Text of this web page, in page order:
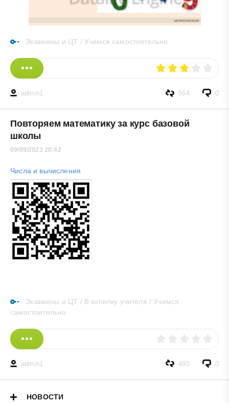
Экзамены и ЦТ / Учимся самостоятельно
admin1 0
564
Повторяем математику за курс базовой
школы
09/09/2023 20:42
Числа и вычисления
Экзамены и ЦТ / В копилку учителя / Учимся
самостоятельно
admin1 0
490
НОВОСТИ